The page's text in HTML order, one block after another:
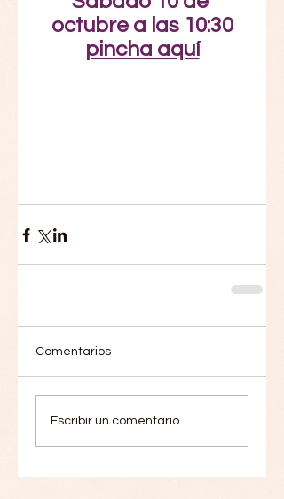
octubre a las 10:30
pincha aquí
Comentarios
Escribir un comentario...